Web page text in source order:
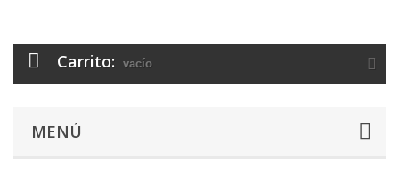
Carrito: vacío
MENÚ